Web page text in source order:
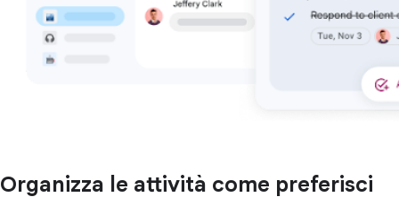
Organizza le attività come preferisci